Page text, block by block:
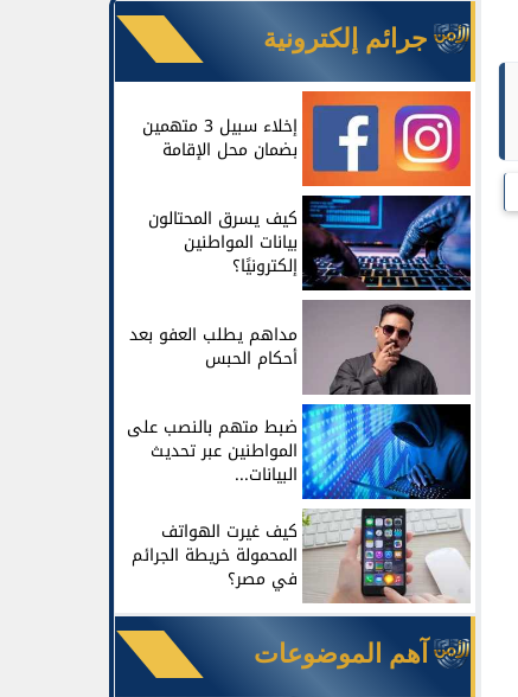
جرائم إلكترونية
إخلاء سبيل 3 متهمين
بضمان محل الإقامة
كيف يسرق المحتالون
بيانات المواطنين
إلكترونيًا؟
مداهم يطلب العفو بعد
أحكام الحبس
ضبط متهم بالنصب على
المواطنين عبر تحديث
البيانات...
كيف غيرت الهواتف
المحمولة خريطة الجرائم
في مصر؟
آهم الموضوعات